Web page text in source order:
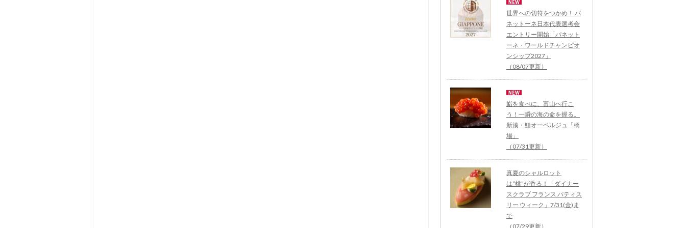
世界への切符をつかめ！ パ
ネットーネ日本代表選考会
エントリー開始「パネット
ーネ・ワールドチャンピオ
ンシップ2027」
（08/07更新）
鮨を食べに、富山へ行こ
う！一瞬の海の命を握る。
新湊・鮨オーベルジュ「橋
場」
（07/31更新）
真夏のシャルロット
は“桃”が香る！「ダイナー
スクラブ フランス パティス
リー ウィーク」7/31(金)ま
で
（07/29更新）